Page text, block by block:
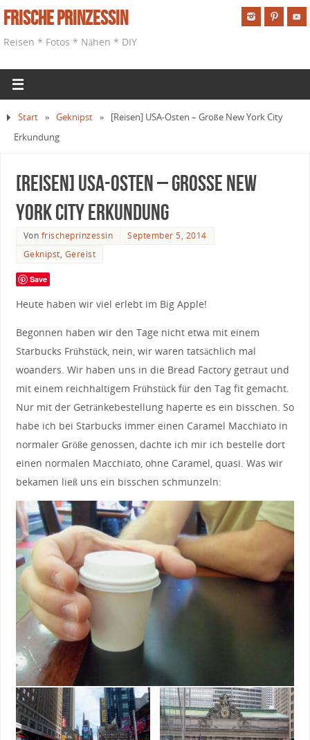
Frische Prinzessin
Reisen * Fotos * Nähen * DIY
Start » Geknipst »
[Reisen] USA-Osten – Große New York City
Erkundung
[Reisen] USA-Osten – Große New
York City Erkundung
Von frischeprinzessin
September 5, 2014
Geknipst, Gereist
Save
Heute haben wir viel erlebt im Big Apple!
Begonnen haben wir den Tage nicht etwa mit einem
Starbucks Frühstück, nein, wir waren tatsächlich mal
woanders. Wir haben uns in die Bread Factory getraut und
mit einem reichhaltigem Frühstück für den Tag fit gemacht.
Nur mit der Getränkebestellung haperte es ein bisschen. So
habe ich bei Starbucks immer einen Caramel Macchiato in
normaler Größe genossen, dachte ich mir ich bestelle dort
einen normalen Macchiato, ohne Caramel, quasi. Was wir
bekamen ließ uns ein bisschen schmunzeln: